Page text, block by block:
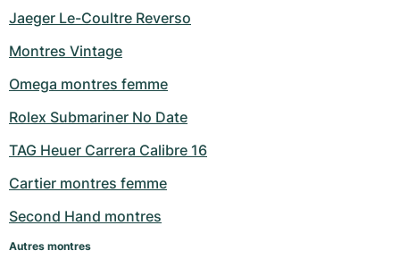
Jaeger Le-Coultre Reverso
Montres Vintage
Omega montres femme
Rolex Submariner No Date
TAG Heuer Carrera Calibre 16
Cartier montres femme
Second Hand montres
Autres montres